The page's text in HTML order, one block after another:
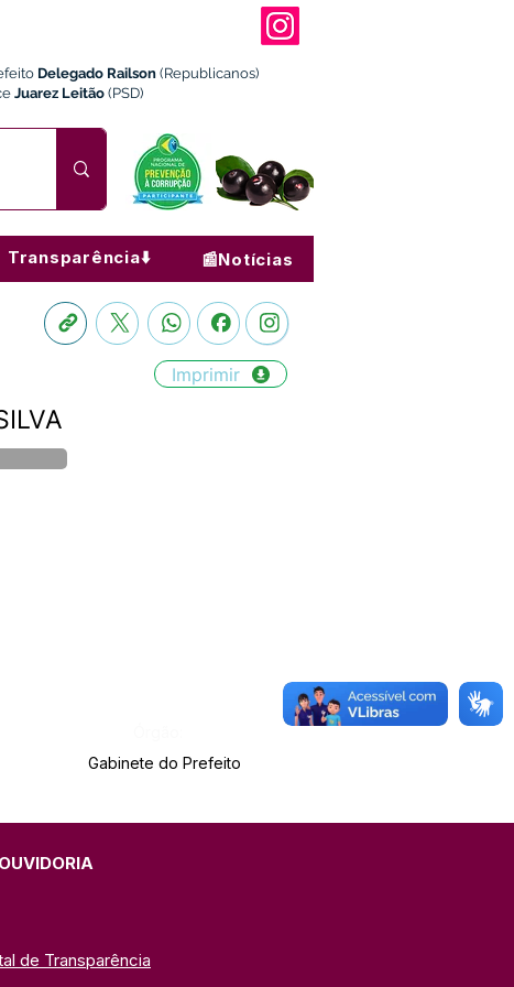
Delegado Railson (Republicanos)
Juarez Leitão (PSD)
Transparência⬇️ 📰Notícias
Imprimir
Gabinete do Prefeito
de Transparência